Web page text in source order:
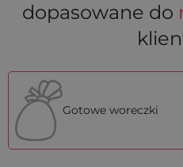
dopasowane do
Gotowe woreczki